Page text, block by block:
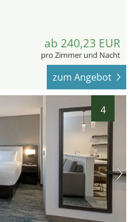
ab 240,23 EUR
pro Zimmer und Nacht
zum Angebot
4